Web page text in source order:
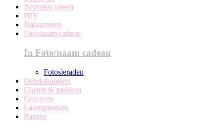
Bedrukte tassen
DIY
Natuursteen
Foto/naam cadeau
In Foto/naam cadeau
Fotosieraden
Gelukshangers
Glazen & mokken
Graveren
Lasergraveren
Posters